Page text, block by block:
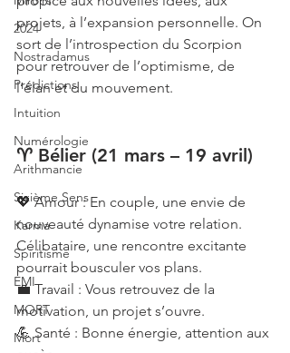
2024
Nostradamus
Prédictions
Intuition
Numérologie
Arithmancie
Sixième Sens
Karma
Spiritisme
EMI
MORT
Mort
projets, à l’expansion personnelle. On
sort de l’introspection du Scorpion
pour retrouver de l’optimisme, de
l’élan et du mouvement.
♈ Bélier (21 mars – 19 avril)
💖 Amour : En couple, une envie de
nouveauté dynamise votre relation.
Célibataire, une rencontre excitante
pourrait bousculer vos plans.
💼 Travail : Vous retrouvez de la
motivation, un projet s’ouvre.
💪 Santé : Bonne énergie, attention aux